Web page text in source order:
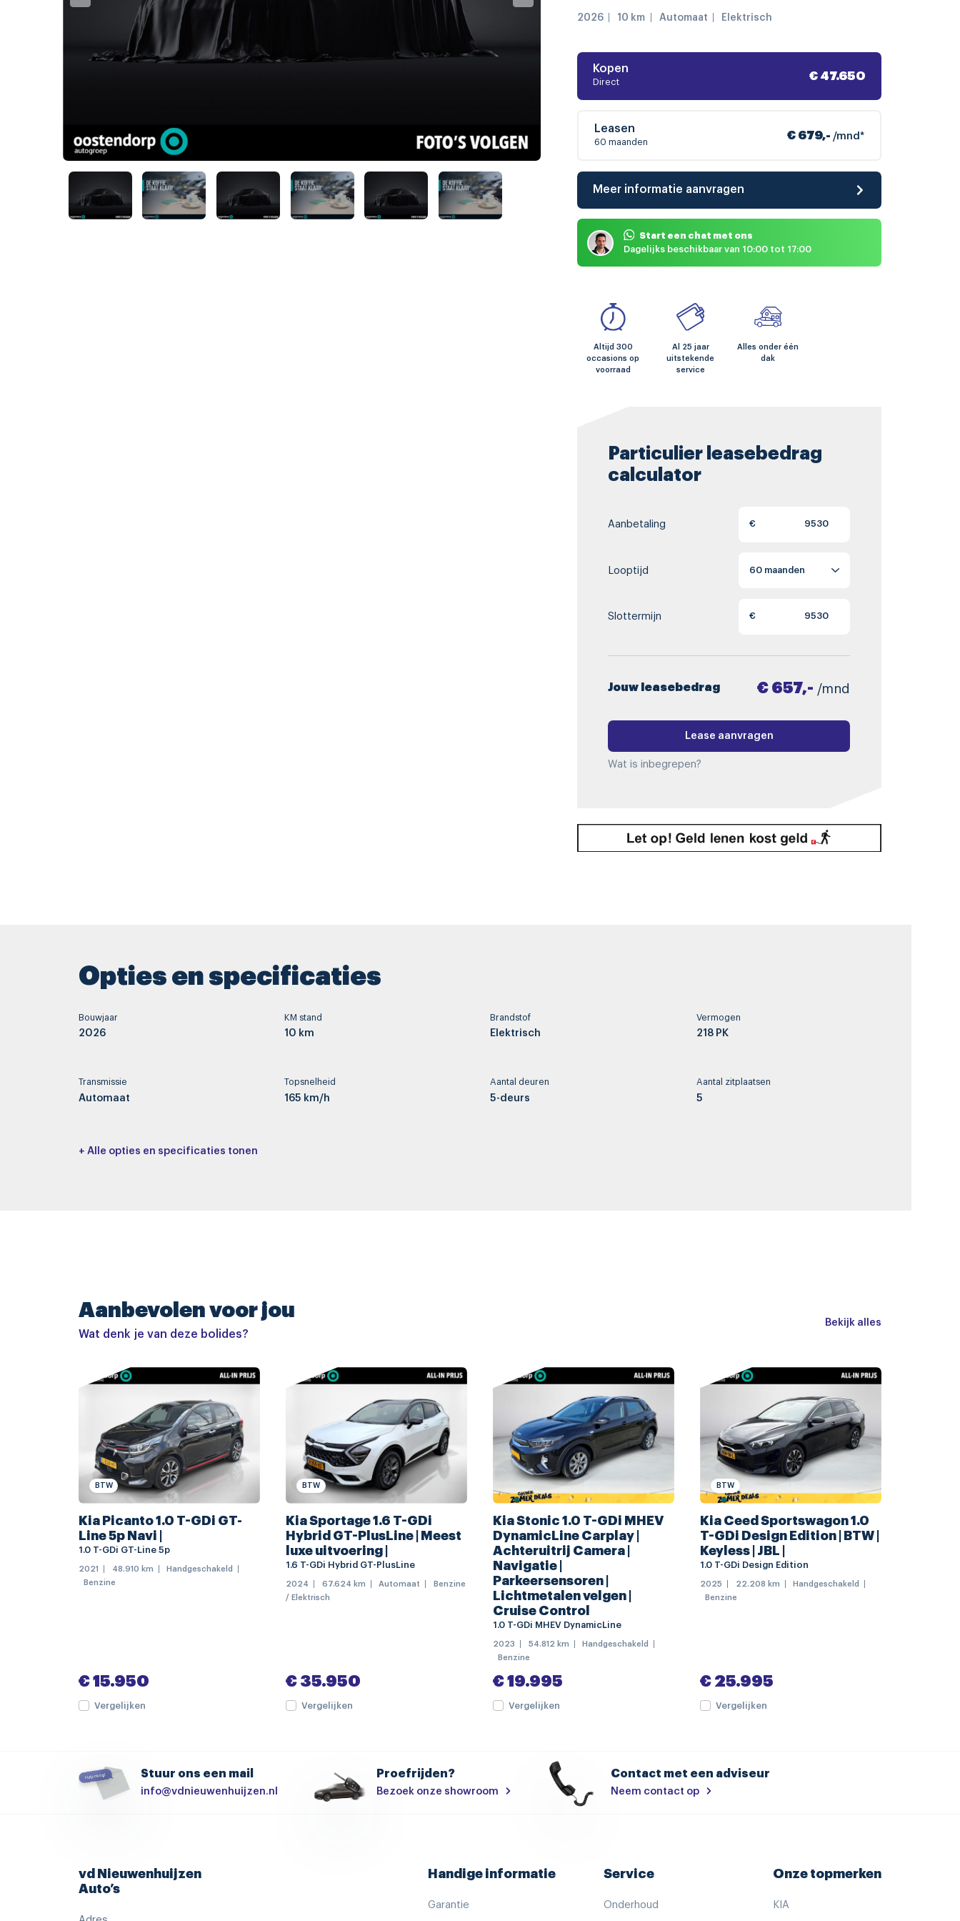
2026 10 km Automaat Elektrisch
Leasen
60 maanden
€ 679,- /mnd*
Kopen
Direct
€ 47.650
Meer informatie aanvragen
Start een chat met ons
Dagelijks beschikbaar van 10:00 tot 17:00
Altijd 300
occasions op
voorraad
Al 25 jaar
uitstekende
service
Alles onder één
dak
Particulier leasebedrag
calculator
Aanbetaling €
Looptijd
Slottermijn €
Jouw leasebedrag € 657,- /mnd
Lease aanvragen
Wat is inbegrepen?
Opties en specificaties
Bouwjaar
2026
KM stand
10 km
Brandstof
Elektrisch
Vermogen
218 PK
Transmissie
Automaat
Topsnelheid
165 km/h
Aantal deuren
5-deurs
Aantal zitplaatsen
5
Interieurkleur
elektrisch glazen panorama-dak
buitenspiegels elektr. met geheugen buitenspiegels in andere kleur
dimlichten automatisch
elektrisch bedienbare achterklep met sensorsturing extra getint glas
full-LED koplampen gelaagde voorruit
gelaagde zijruit(en) glans exterieur delen
keyless entry LED achterlichten
LED dagrijverlichting regensensor
warmtewerend glas navigatiesysteem full map
audio installatie Bluetooth telefoonvoorbereiding
draadloze telefoonlader
multimedia scherm klein
volledig digitaal instrumentenpaneel
achterbank verwarmd electronic climate controle
luxe kunstlederen bekleding voorstoelen verwarmd
binnenspiegel automatisch dimmend elektrische ramen voor en achter
elektrisch verstelb. bestuurdersstoel met geheugen elektrisch verstelbare passagiersstoel
sfeerverlichting sportstuur
+ Alle opties en specificaties tonen
Aanbevolen voor jou
Wat denk je van deze bolides?
Bekijk alles
BTW
Kia Picanto 1.0 T-GDi GT-
Line 5p Navi |
1.0 T-GDi GT-Line 5p
2021 48.910 km
Handgeschakeld
Benzine
€ 15.950
Vergelijken
BTW
Kia Sportage 1.6 T-GDi
Hybrid GT-PlusLine | Meest
luxe uitvoering |
1.6 T-GDi Hybrid GT-PlusLine
2024 67.624 km Automaat
Benzine
/ Elektrisch
€ 35.950
Vergelijken
Kia Stonic 1.0 T-GDi MHEV
DynamicLine Carplay |
Achteruitrij Camera |
Navigatie |
Parkeersensoren |
Lichtmetalen velgen |
Cruise Control
1.0 T-GDi MHEV DynamicLine
2023 54.812 km
Handgeschakeld
Benzine
€ 19.995
Vergelijken
BTW
Kia Ceed Sportswagon 1.0
T-GDi Design Edition | BTW |
Keyless | JBL |
1.0 T-GDi Design Edition
2025 22.208 km
Handgeschakeld
Benzine
€ 25.995
Vergelijken
Stuur ons een mail
info@vdnieuwenhuijzen.nl
Proefrijden?
Bezoek onze showroom
Contact met een adviseur
Neem contact op
vd Nieuwenhuijzen
Auto’s
Handige informatie
Garantie
Service
Onderhoud
Onze topmerken
KIA